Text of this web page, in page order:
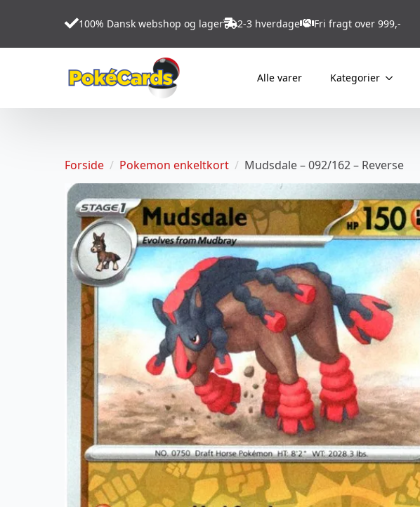
100% Dansk webshop og lager 2-3 hverdage Fri fragt over 999,-
Alle varer Kategorier
Forside Pokemon enkeltkort Mudsdale – 092/162 – Reverse